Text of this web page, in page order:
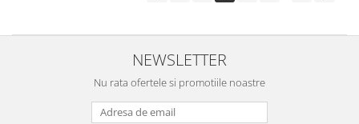
NEWSLETTER
Nu rata ofertele si promotiile noastre